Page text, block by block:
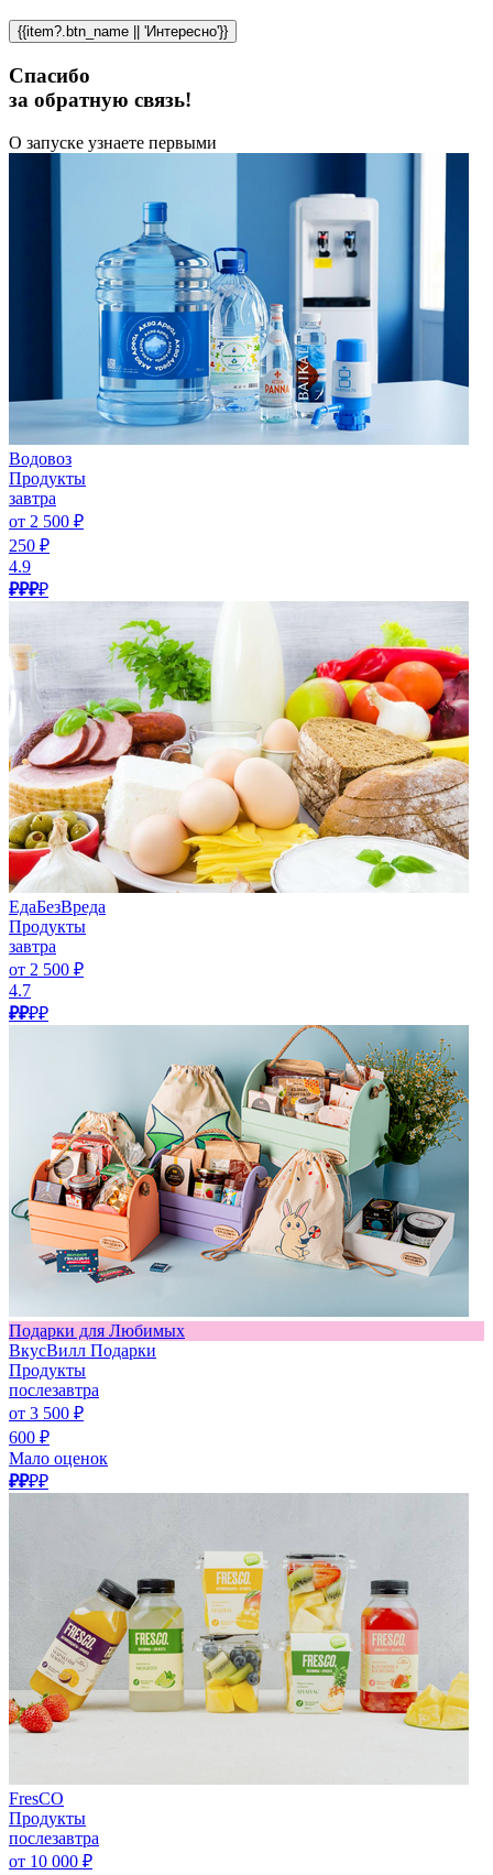
{{item?.btn_name || 'Интересно'}}
Спасибо
за обратную связь!
О запуске узнаете первыми
Водовоз
Продукты
завтра
от 2 500 ₽
250 ₽
4.9
₽₽₽₽
ЕдаБезВреда
Продукты
завтра
от 2 500 ₽
4.7
₽₽₽₽
Подарки для Любимых
ВкусВилл Подарки
Продукты
послезавтра
от 3 500 ₽
600 ₽
Мало оценок
₽₽₽₽
FresCO
Продукты
послезавтра
от 10 000 ₽